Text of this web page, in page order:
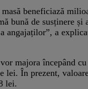
beneficiază
bună de susținere și
angajaților”, a
majora începând cu
lei. În prezent,
lei.